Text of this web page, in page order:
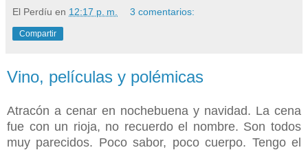
El Perdíu en 12:17 p. m. 3 comentarios:
Compartir
Vino, películas y polémicas
Atracón a cenar en nochebuena y navidad. La cena
fue con un rioja, no recuerdo el nombre. Son todos
muy parecidos. Poco sabor, poco cuerpo. Tengo el